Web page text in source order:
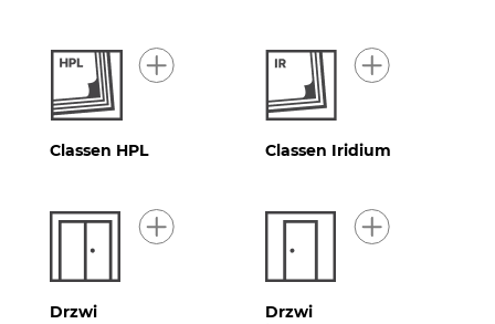
Classen HPL Classen Iridium
Drzwi
Drzwi